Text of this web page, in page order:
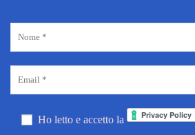
Ho letto e accetto la